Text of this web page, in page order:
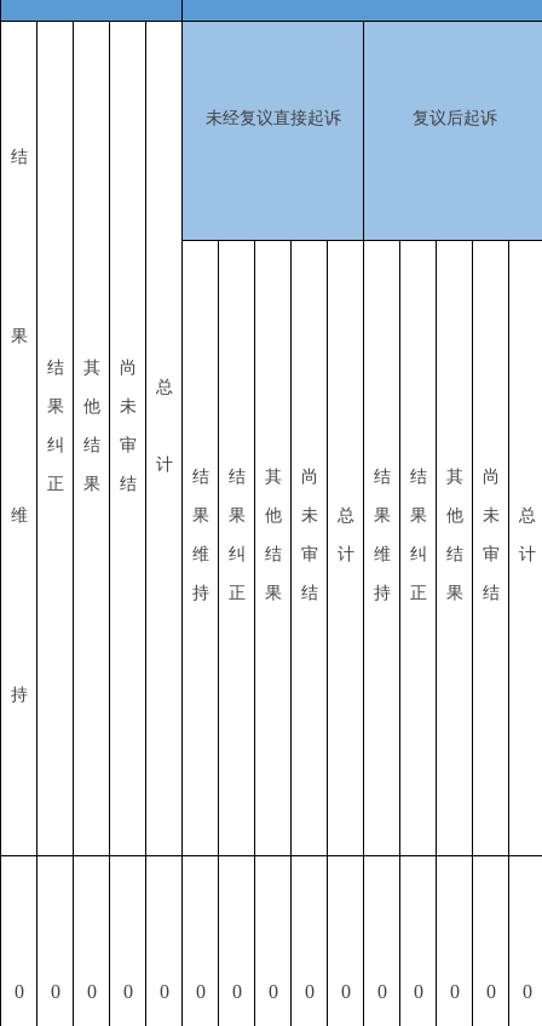
结
果
维
持
结
果
纠
正
其
他
结
果
尚
未
审
结
总
计
未经复议直接起诉 复议后起诉
结
果
维
持
结
果
纠
正
其
他
结
果
尚
未
审
结
总
计
结
果
维
持
结
果
纠
正
其
他
结
果
尚
未
审
结
总
计
0 0 0 0 0 0 0 0 0 0 0 0 0 0 0